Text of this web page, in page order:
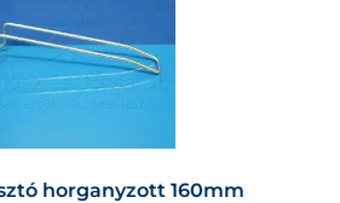
horganyzott 160mm